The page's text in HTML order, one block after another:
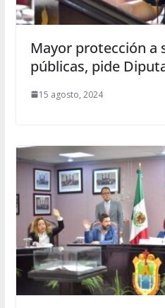
Mayor protección a
públicas, pide
15 agosto, 2024